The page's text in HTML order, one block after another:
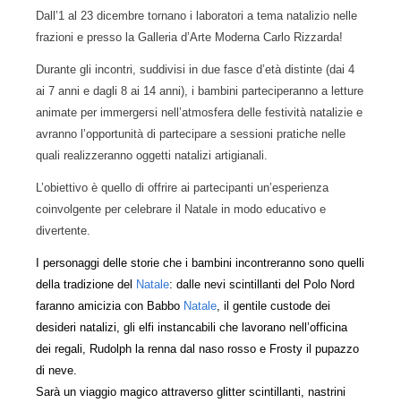
Dall’1 al 23 dicembre tornano i laboratori a tema natalizio nelle
frazioni e presso la Galleria d’Arte Moderna Carlo Rizzarda!
Durante gli incontri, suddivisi in due fasce d’età distinte (dai 4
ai 7 anni e dagli 8 ai 14 anni), i bambini parteciperanno a letture
animate per immergersi nell’atmosfera delle festività natalizie e
avranno l’opportunità di partecipare a sessioni pratiche nelle
quali realizzeranno oggetti natalizi artigianali.
L’obiettivo è quello di offrire ai partecipanti un’esperienza
coinvolgente per celebrare il Natale in modo educativo e
divertente.
I personaggi delle storie che i bambini incontreranno sono quelli
della tradizione del Natale: dalle nevi scintillanti del Polo Nord
faranno amicizia con Babbo Natale, il gentile custode dei
desideri natalizi, gli elfi instancabili che lavorano nell’officina
dei regali, Rudolph la renna dal naso rosso e Frosty il pupazzo
di neve.
Sarà un viaggio magico attraverso glitter scintillanti, nastrini